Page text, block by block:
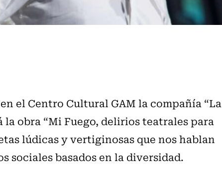
el Centro Cultural GAM la compañía “La
obra “Mi Fuego, delirios teatrales para
lúdicas y vertiginosas que nos hablan
sociales basados en la diversidad.